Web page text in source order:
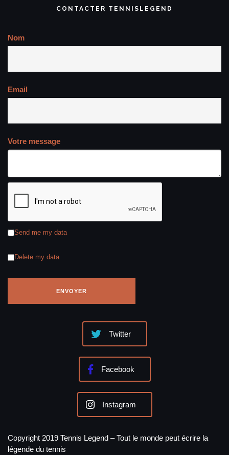
CONTACTER TENNISLEGEND
Nom
Email
Votre message
Send me my data
Delete my data
Twitter
Facebook
Instagram
Copyright 2019 Tennis Legend – Tout le monde peut écrire la
légende du tennis